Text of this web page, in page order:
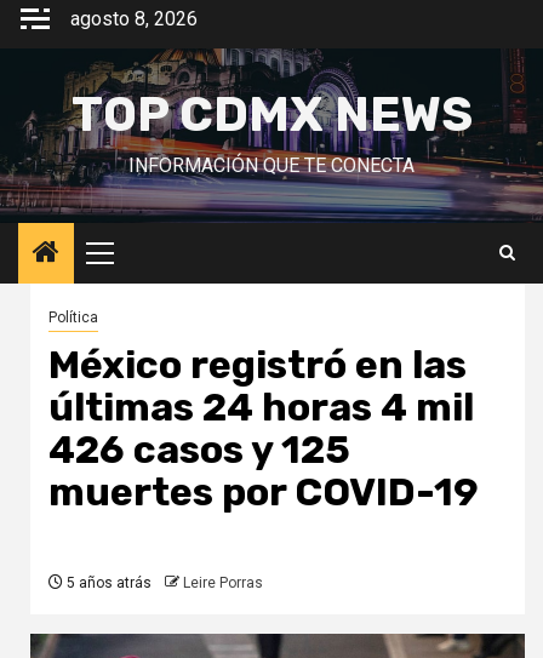
Saltar
contenido
agosto 8, 2026
TOP CDMX NEWS
INFORMACIÓN QUE TE CONECTA
Menú
principal
Política
México registró en las
últimas 24 horas 4 mil
426 casos y 125
muertes por COVID-19
5 años atrás Leire Porras